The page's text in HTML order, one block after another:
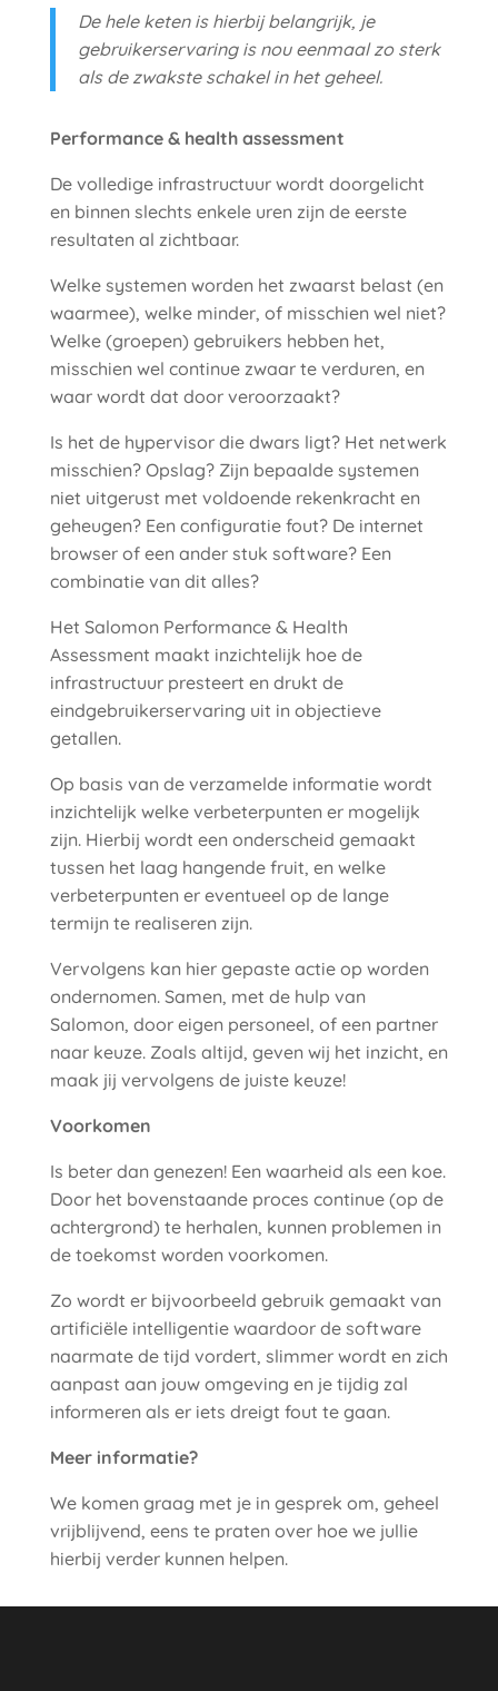
De hele keten is hierbij belangrijk, je
gebruikerservaring is nou eenmaal zo sterk
als de zwakste schakel in het geheel.
Performance & health assessment
De volledige infrastructuur wordt doorgelicht
en binnen slechts enkele uren zijn de eerste
resultaten al zichtbaar.
Welke systemen worden het zwaarst belast (en
waarmee), welke minder, of misschien wel niet?
Welke (groepen) gebruikers hebben het,
misschien wel continue zwaar te verduren, en
waar wordt dat door veroorzaakt?
Is het de hypervisor die dwars ligt? Het netwerk
misschien? Opslag? Zijn bepaalde systemen
niet uitgerust met voldoende rekenkracht en
geheugen? Een configuratie fout? De internet
browser of een ander stuk software? Een
combinatie van dit alles?
Het Salomon Performance & Health
Assessment maakt inzichtelijk hoe de
infrastructuur presteert en drukt de
eindgebruikerservaring uit in objectieve
getallen.
Op basis van de verzamelde informatie wordt
inzichtelijk welke verbeterpunten er mogelijk
zijn. Hierbij wordt een onderscheid gemaakt
tussen het laag hangende fruit, en welke
verbeterpunten er eventueel op de lange
termijn te realiseren zijn.
Vervolgens kan hier gepaste actie op worden
ondernomen. Samen, met de hulp van
Salomon, door eigen personeel, of een partner
naar keuze. Zoals altijd, geven wij het inzicht, en
maak jij vervolgens de juiste keuze!
Voorkomen
Is beter dan genezen! Een waarheid als een koe.
Door het bovenstaande proces continue (op de
achtergrond) te herhalen, kunnen problemen in
de toekomst worden voorkomen.
Zo wordt er bijvoorbeeld gebruik gemaakt van
artificiële intelligentie waardoor de software
naarmate de tijd vordert, slimmer wordt en zich
aanpast aan jouw omgeving en je tijdig zal
informeren als er iets dreigt fout te gaan.
Meer informatie?
We komen graag met je in gesprek om, geheel
vrijblijvend, eens te praten over hoe we jullie
hierbij verder kunnen helpen.